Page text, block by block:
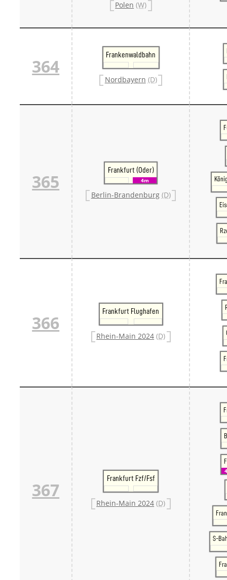
Polen (W)
364
Frankenwaldbahn
Nordbayern (D)
365
Frankfurt (Oder)
4m
Berlin-Brandenburg (D)
366
Frankfurt Flughafen
Rhein-Main 2024 (D)
367
Frankfurt Fzf/Fsf
Rhein-Main 2024 (D)
S-